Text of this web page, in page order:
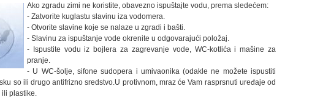
Ako zgradu zimi ne koristite, obavezno ispuštajte vodu, prema sledećem:
- Zatvorite kuglastu slavinu iza vodomera.
- Otvorite slavine koje se nalaze u zgradi i bašti.
- Slavinu za ispuštanje vode okrenite u odgovarajući položaj.
- Ispustite vodu iz bojlera za zagrevanje vode, WC-kotlića i mašine za
pranje.
- U WC-šolje, sifone sudopera i umivaonika (odakle ne možete ispustiti
so ili drugo antifrizno sredstvo.U protivnom, mraz će Vam rasprsnuti uređaje od
plastike.